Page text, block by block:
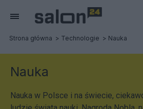
Strona główna Technologie Nauka
Nauka
Nauka w Polsce i na świecie,